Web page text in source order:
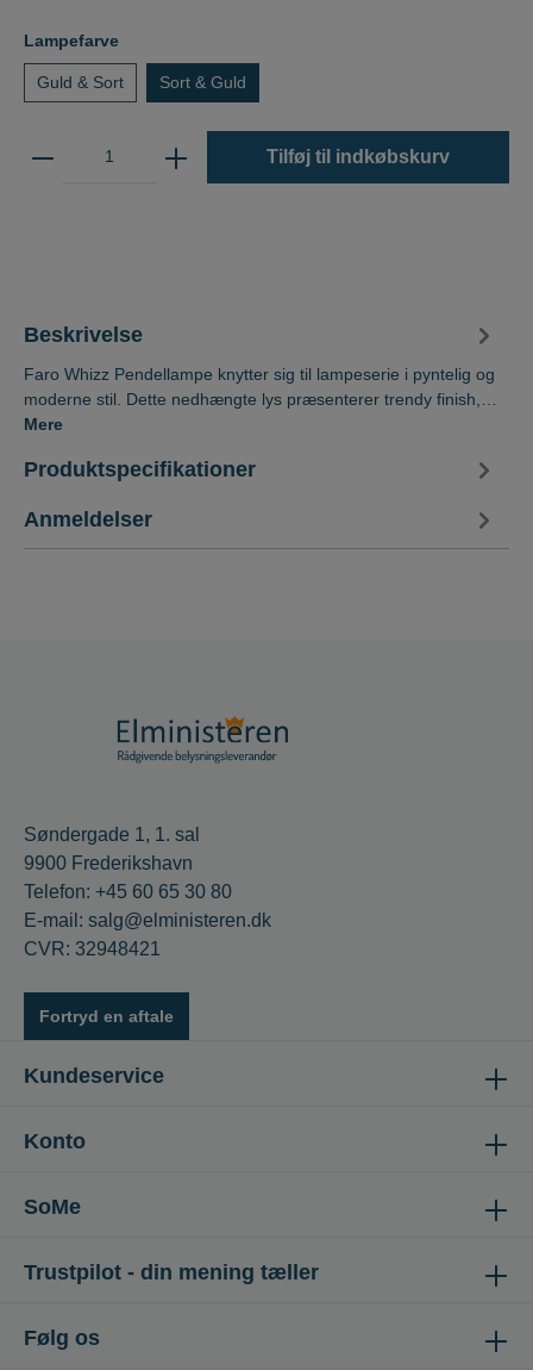
Lampefarve
Guld & Sort Sort & Guld
Tilføj til indkøbskurv
Beskrivelse
Faro Whizz Pendellampe knytter sig til lampeserie i pyntelig og
moderne stil. Dette nedhængte lys præsenterer trendy finish,…
Mere
Produktspecifikationer
Anmeldelser
Følg os
Trustpilot - din mening tæller
Søndergade 1, 1. sal
9900 Frederikshavn
Telefon: +45 60 65 30 80
E-mail: salg@elministeren.dk
CVR: 32948421
Fortryd en aftale
Kundeservice
Konto
SoMe